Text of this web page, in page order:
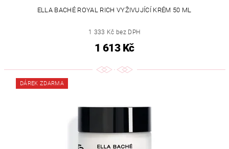
ELLA BACHÉ ROYAL RICH VYŽIVUJÍCÍ KRÉM 50 ML
1 333 Kč bez DPH
1 613 Kč
DÁREK ZDARMA